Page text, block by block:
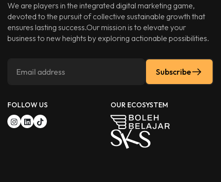
We are players in the integrated digital marketing game,
devoted to the pursuit of collective sustainable growth that
ensures lasting success.Our mission is to elevate your
business to new heights by exploring actionable possibilities.
Subscribe
FOLLOW US OUR ECOSYSTEM